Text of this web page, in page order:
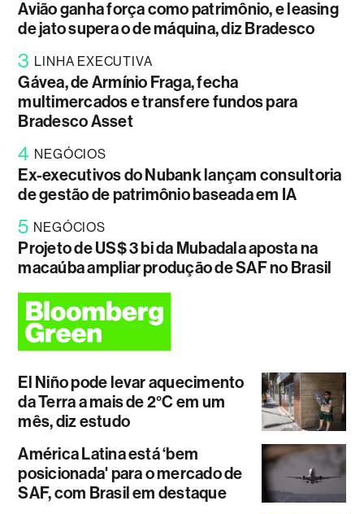
Avião ganha força como patrimônio, e leasing
de jato supera o de máquina, diz Bradesco
3 LINHA EXECUTIVA
Gávea, de Armínio Fraga, fecha
multimercados e transfere fundos para
Bradesco Asset
4 NEGÓCIOS
Ex-executivos do Nubank lançam consultoria
de gestão de patrimônio baseada em IA
5 NEGÓCIOS
Projeto de US$ 3 bi da Mubadala aposta na
macaúba ampliar produção de SAF no Brasil
El Niño pode levar aquecimento
da Terra a mais de 2°C em um
mês, diz estudo
América Latina está ‘bem
posicionada' para o mercado de
SAF, com Brasil em destaque